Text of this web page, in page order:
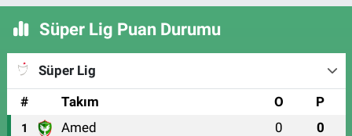
Süper Lig Puan Durumu
Süper Lig
#
Takım O P
1 Amed 0 0